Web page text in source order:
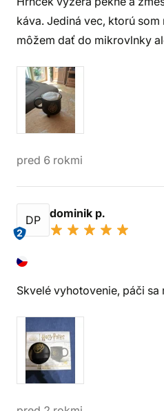
káva. Jediná vec, ktorú
môžem dať do mikrovlnky
pred 6 rokmi
DP
2
dominik p.
Skvelé vyhotovenie, páči sa